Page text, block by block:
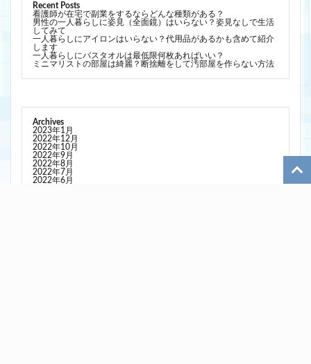
Recent Posts
看護師が在宅で副業をするならどんな種類がある？
男性の一人暮らしに姿見（全面鏡）はいらない？姿見なしで生活
してみて
一人暮らしにアイロンはいらない？代用品があるかも含めて紹介
します
一人暮らしにバスタオルは最低限何枚あればいい？
ミニマリストの部屋は綺麗？断捨離をして汚部屋を作らない方法
Archives
2023年1月
2022年12月
2022年10月
2022年9月
2022年8月
2022年7月
2022年6月